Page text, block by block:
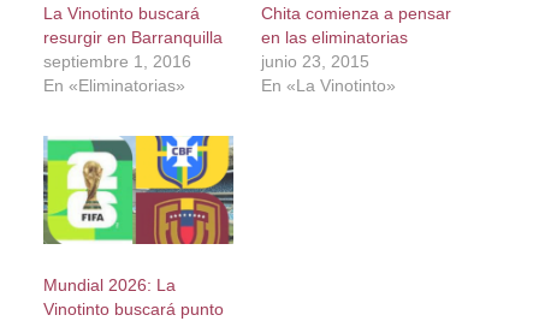
La Vinotinto buscará
resurgir en Barranquilla
septiembre 1, 2016
En «Eliminatorias»
Chita comienza a pensar
en las eliminatorias
junio 23, 2015
En «La Vinotinto»
Mundial 2026: La
Vinotinto buscará punto